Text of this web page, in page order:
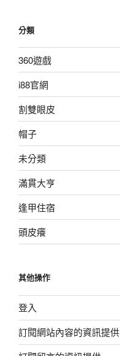
分類
360遊戲
i88官網
割雙眼皮
帽子
未分類
滿貫大亨
逢甲住宿
頭皮癢
其他操作
登入
訂閱網站內容的資訊提供